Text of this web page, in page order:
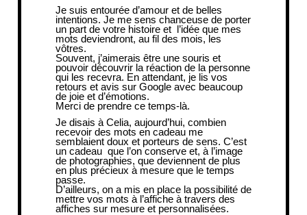
Je suis entourée d’amour et de belles
intentions. Je me sens chanceuse de porter
un part de votre histoire et l’idée que mes
mots deviendront, au fil des mois, les
vôtres.
Souvent, j’aimerais être une souris et
pouvoir découvrir la réaction de la personne
qui les recevra. En attendant, je lisvos
retours et avis sur Google avec beaucoup
de joie et d’émotions.
Merci de prendre ce temps-là.
Je disais à Celia, aujourd’hui, combien
recevoir des mots en cadeau me
semblaient doux et porteurs de sens. C’est
un cadeau que l’on conserve et, à l’image
de photographies, que deviennent de plus
en plus précieux à mesure que le temps
passe.
D’ailleurs, on a mis en place la possibilité de
mettre vos mots à l’affiche à travers des
affiches sur mesure et personnalisées.